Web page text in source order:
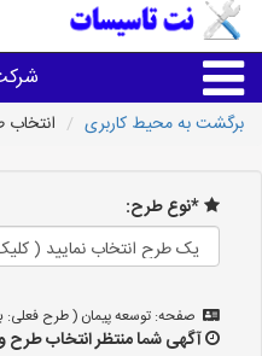
خدمات
برگشت به محیط کاربری
*نوع طرح:
صفحه: توسعه پیمان ( طرح فعلی:
آگهی شما منتظر انتخاب طرح